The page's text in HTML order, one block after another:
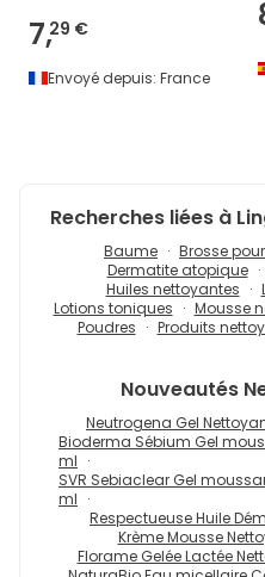
7,29 €
Envoyé depuis: France
Recherches liées à
Baume Brosse
Dermatite atopique
Huiles nettoyantes
Lotions toniques
Mousse
Poudres
Produits
Nouveautés
Neutrogena Gel
Bioderma Sébium Gel
ml
SVR Sebiaclear Gel
ml
Respectueuse Huile
Krème Mousse
Florame Gelée Lactée